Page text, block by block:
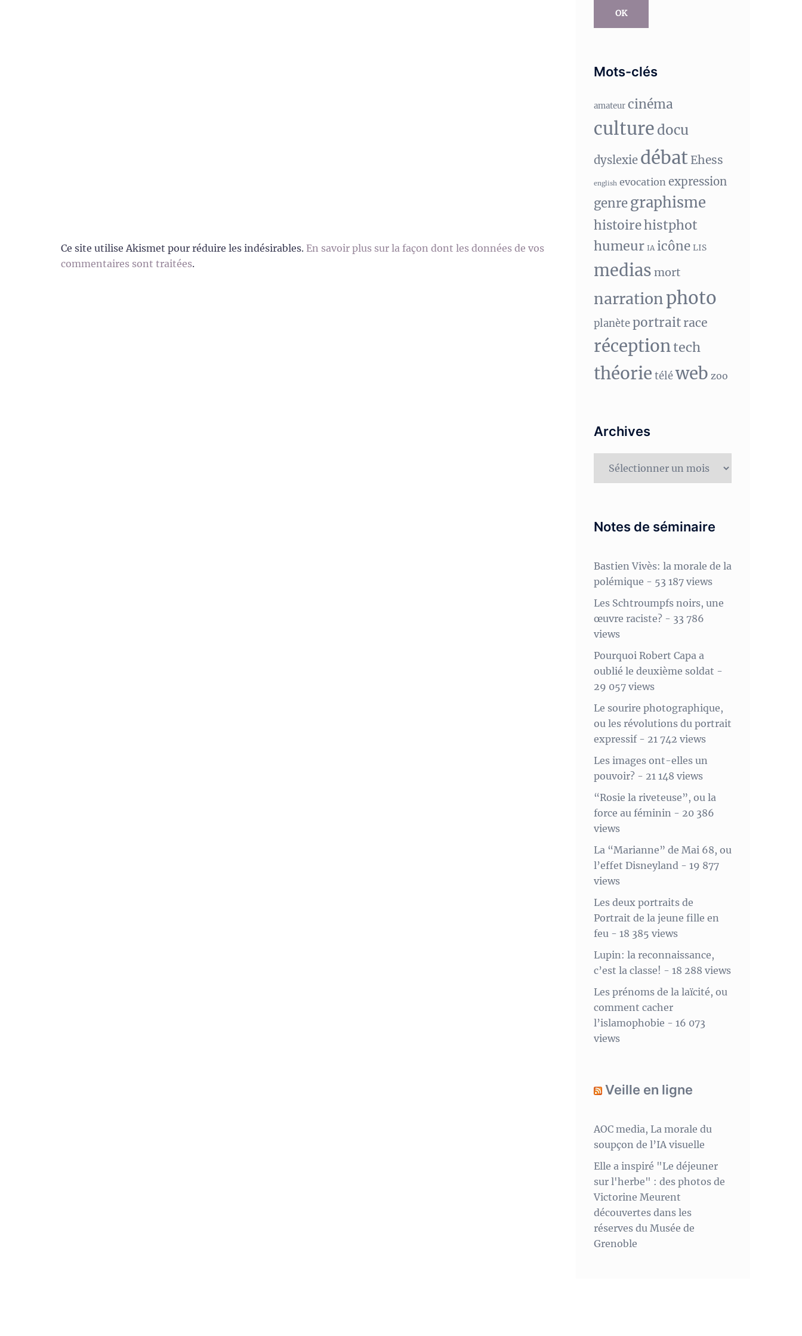
Ce site utilise Akismet pour réduire les indésirables. En savoir plus sur la façon dont les données de vos
commentaires sont traitées.
OK
Mots-clés
amateur cinéma
culture docu
dyslexie débat Ehess
english evocation expression
genre graphisme
histoirehistphot
humeur IA icône LIS
medias mort
narrationphoto
planète portrait race
réceptiontech
théorie téléweb zoo
Archives
Notes de séminaire
Bastien Vivès: la morale de la
polémique - 53 187 views
Les Schtroumpfs noirs, une
œuvre raciste?- 33 786
views
Pourquoi Robert Capa a
oublié le deuxième soldat -
29 057 views
Le sourire photographique,
ou les révolutions du portrait
expressif- 21 742 views
Les images ont-elles un
pouvoir?- 21 148 views
“Rosie la riveteuse”, ou la
force au féminin - 20 386
views
La “Marianne” de Mai 68, ou
l’effet Disneyland - 19 877
views
Les deux portraits de
Portrait de la jeune fille en
feu - 18 385 views
Lupin: la reconnaissance,
c’est la classe! - 18 288 views
Les prénoms de la laïcité, ou
comment cacher
l’islamophobie - 16 073
views
Veille en ligne
AOC media, La morale du
soupçon de l’IA visuelle
Elle a inspiré "Le déjeuner
sur l'herbe" : des photos de
Victorine Meurent
découvertes dans les
réserves du Musée de
Grenoble